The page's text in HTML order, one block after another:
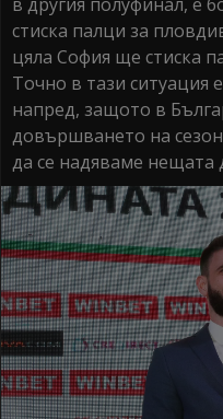
стиска палци за
цяла София ще стиска
Точно в тази ситуация
напред, защото в
довършването на
да се надяваме нещата